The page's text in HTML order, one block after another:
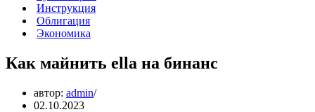
Инструкция
Облигация
Экономика
Как майнить ella на бинанс
автор: admin
02.10.2023